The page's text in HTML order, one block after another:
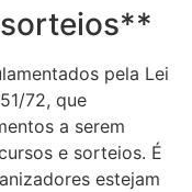
pela Lei
72, que
a serem
e sorteios. É
estejam